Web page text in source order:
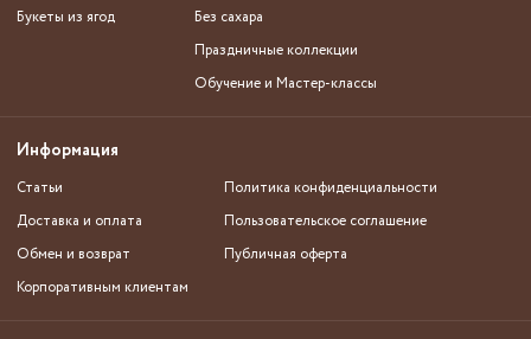
Букеты из ягод
Без сахара
Праздничные коллекции
Обучение и Мастер-классы
Информация
Статьи
Доставка и оплата
Обмен и возврат
Корпоративным клиентам
Политика конфиденциальности
Пользовательское соглашение
Публичная оферта